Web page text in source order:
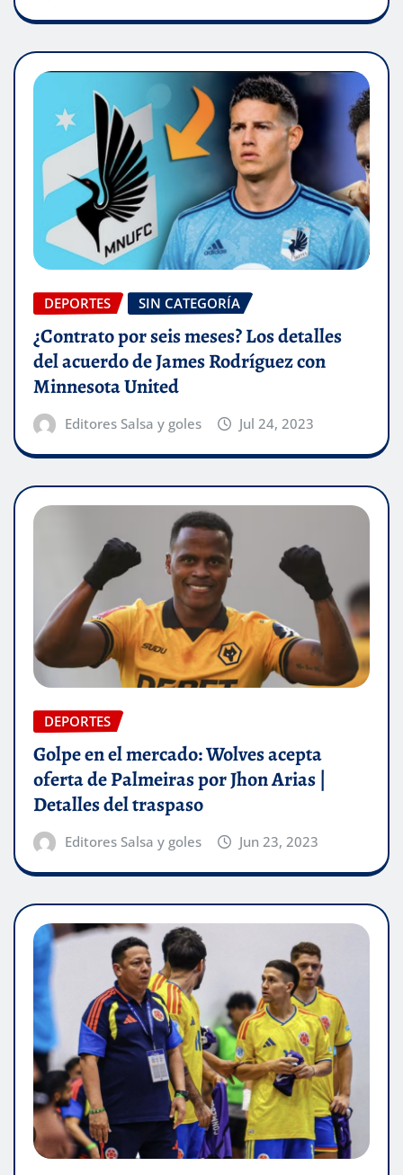
DEPORTES SIN CATEGORÍA
¿Contrato por seis meses? Los detalles
del acuerdo de James Rodríguez con
Minnesota United
Editores Salsa y goles Jul 24, 2023
DEPORTES
Golpe en el mercado: Wolves acepta
oferta de Palmeiras por Jhon Arias |
Detalles del traspaso
Editores Salsa y goles Jun 23, 2023